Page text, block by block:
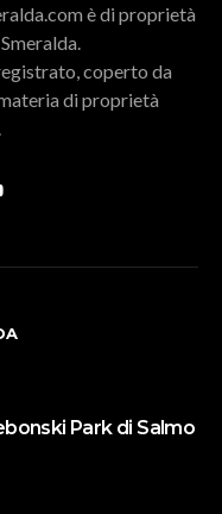
è di proprietà
coperto da
di proprietà
Park di Salmo